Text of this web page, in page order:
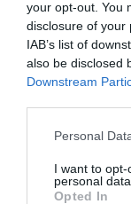
your opt-out. You
disclosure of your
IAB’s list of
also be disclosed
Downstream
Personal
I want to
personal data.
Opted In